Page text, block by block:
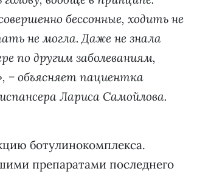
бессонные, ходить не
не могла. Даже не знала
по другим заболеваниям,
− объясняет пациентка
Лариса Самойлова.
ботулинокомплекса.
препаратами последнего